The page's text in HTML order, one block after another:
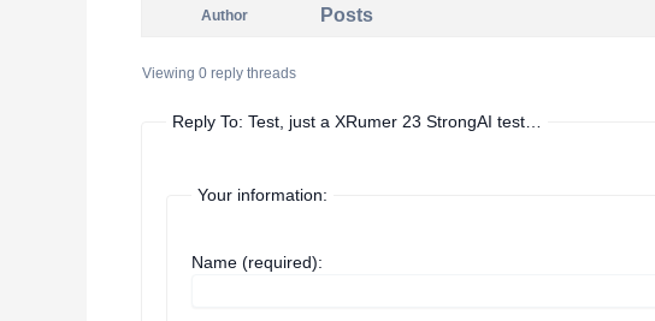
Author Posts
Viewing 0 reply threads
Reply To: Test, just a XRumer 23 StrongAI test…
Your information:
Name (required):